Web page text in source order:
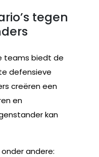
tegen
teams biedt de
defensieve
creëren een
en
kan
andere: